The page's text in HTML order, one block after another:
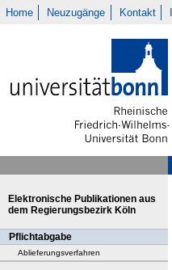
Home Neuzugänge Kontakt
Elektronische Publikationen aus
dem Regierungsbezirk Köln
Pflichtabgabe
Ablieferungsverfahren